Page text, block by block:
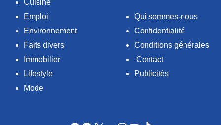
Cuisine
Emploi
Environnement
Faits divers
Immobilier
Lifestyle
Mode
Qui sommes-nous
Confidentialité
Conditions générales
Contact
Publicités